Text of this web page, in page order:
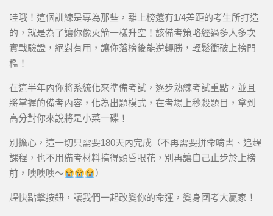
哇哦！這個訓練是專為那些，離上榜還有1/4差距的考生所打造
的，就是為了讓你像火箭一樣升空！該備考策略經過多人多次
實戰驗證，絕對有用，讓你落榜後能逆轉勝，輕鬆衝破上榜門
檻！
在這半年內你將系統化來準備考試，逐步熟練考試重點，並且
將掌握的備考內容，化為出題模式，在考場上秒殺題目，拿到
高分對你來說將是小菜一碟！
別擔心，這一切只需要180天內完成（不再需要拼命啃書、追趕
課程，也不用備考材料搞得頭昏眼花，別再讓自己止步於上榜
前，噢噢噢～
）
趕快點擊按鈕，讓我們一起改變你的命運，變身國考大贏家！